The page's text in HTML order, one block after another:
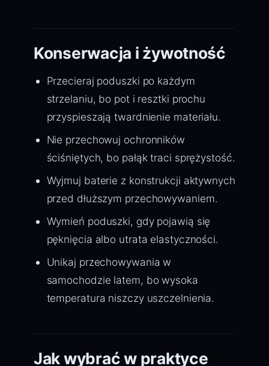
Konserwacja i żywotność
Przecieraj poduszki po każdym
strzelaniu, bo pot i resztki prochu
przyspieszają twardnienie materiału.
Nie przechowuj ochronników
ściśniętych, bo pałąk traci sprężystość.
Wyjmuj baterie z konstrukcji aktywnych
przed dłuższym przechowywaniem.
Wymień poduszki, gdy pojawią się
pęknięcia albo utrata elastyczności.
Unikaj przechowywania w
samochodzie latem, bo wysoka
temperatura niszczy uszczelnienia.
Jak wybrać w praktyce